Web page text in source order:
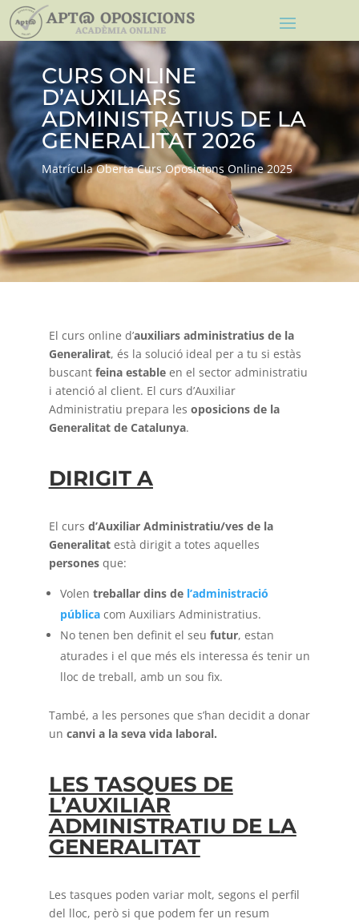
CURS ONLINE
D’AUXILIARS
ADMINISTRATIUS DE LA
GENERALITAT 2026
Matrícula Oberta Curs Oposicions Online 2025
El curs online d’auxiliars administratius de la
Generalirat, és la solució ideal per a tu si estàs
buscant feina estableen el sector administratiu
i atenció al client. El curs d’Auxiliar
Administratiu prepara les oposicions de la
Generalitat de Catalunya.
DIRIGIT A
El curs d’Auxiliar Administratiu/ves de la
Generalitatestà dirigit a totes aquelles
personesque:
Volen treballar dins de l’administració
públicacom Auxiliars Administratius.
No tenen ben definit el seu futur, estan
aturades i el que més els interessa és tenir un
lloc de treball, amb un sou fix.
També, a les persones que s’han decidit a donar
un canvi a la seva vida laboral.
LES TASQUES DE
L’AUXILIAR
ADMINISTRATIU DE LA
GENERALITAT
Les tasques poden variar molt, segons el perfil
del lloc, però si que podem fer un resum